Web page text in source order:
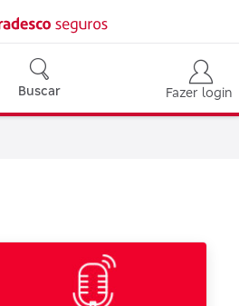
Buscar Fazer login